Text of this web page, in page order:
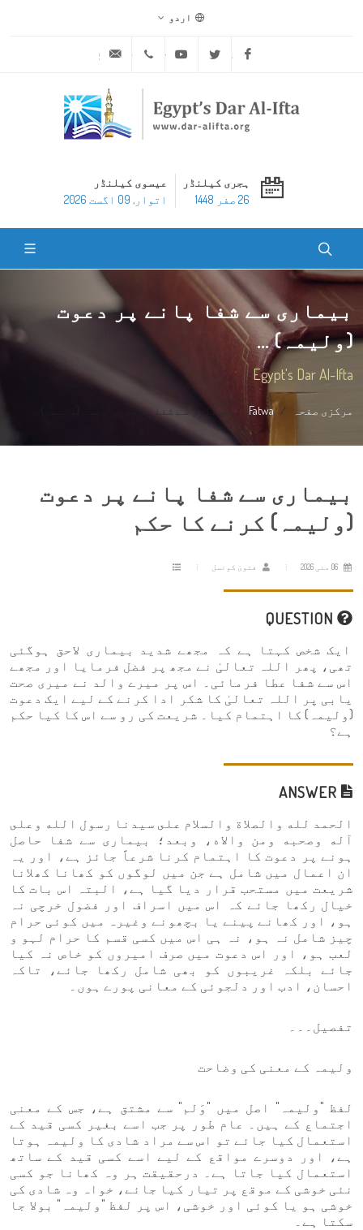
اردو
Facebook
Twitter
Youtube
ہجری کیلنڈر
26 صفر 1448
عیسوی کیلنڈر
اتوار, 09 اگست 2026
بیماری سے شفا پانے پر دعوت
(ولیمہ) ...
Egypt's Dar Al-Ifta
مرکزی صفحہ Fatwa بیماری سے شفا پانے پر دعوت (ولیمہ) ...
بیماری سے شفا پانے پر دعوت
(ولیمہ) کرنے کا حکم
06 مئی 2026 فتویٰ کونسل
ایک شخص کہتا ہے کہ مجھے شدید بیماری لاحق ہوگئی
تھی، پھر اللہ تعالیٰ نے مجھ پر فضل فرمایا اور مجھے
اس سے شفا عطا فرمائی۔ اس پر میرے والد نے میری صحت
یابی پر اللہ تعالیٰ کا شکر ادا کرنے کے لیے ایک دعوت
(ولیمہ) کا اہتمام کیا۔ شریعت کی رو سے اس کا کیا حکم
ہے؟
الحمد لله والصلاة والسلام على سيدنا رسول الله وعلى
آله وصحبه ومن والاه، وبعد؛ بیماری سے شفا حاصل
ہونے پر دعوت کا اہتمام کرنا شرعاً جائز ہے، اور یہ
ان اعمال میں شامل ہے جن میں لوگوں کو کھانا کھلانا
شریعت میں مستحب قرار دیا گیا ہے، البتہ اس بات کا
خیال رکھا جائے کہ اس میں اسراف اور فضول خرچی نہ
ہو، اور کھانے پینے یا بچھونے وغیرہ میں کوئی حرام
چیز شامل نہ ہو، نہ ہی اس میں کسی قسم کا حرام لہو و
لعب ہو، اور اس دعوت میں صرف امیروں کو خاص نہ کیا
جائے بلکہ غریبوں کو بھی شامل رکھا جائے، تاکہ
احسان، ادب اور دلجوئی کے معانی پورے ہوں۔
تفصیل۔۔۔
ولیمہ کے معنی کی وضاحت
لفظ "ولیمہ" اصل میں "وَلم" سے مشتق ہے، جس کے معنی
اجتماع کے ہیں۔ عام طور پر جب اسے بغیر کسی قید کے
استعمال کیا جائے تو اس سے مراد شادی کا ولیمہ ہوتا
ہے، اور دوسرے مواقع کے لیے اسے کسی قید کے ساتھ
استعمال کیا جاتا ہے۔ درحقیقت ہر وہ کھانا جو کسی
نئی خوشی کے موقع پر تیار کیا جائے، خواہ وہ شادی کی
خوشی ہو یا کوئی اور خوشی، اس پر لفظ "ولیمہ" بولا جا
سکتا ہے۔